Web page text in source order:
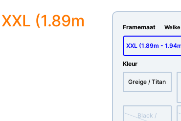
(1.89m
Framemaat
XXL (1.89m -
Kleur
Greige / Titan
Black /